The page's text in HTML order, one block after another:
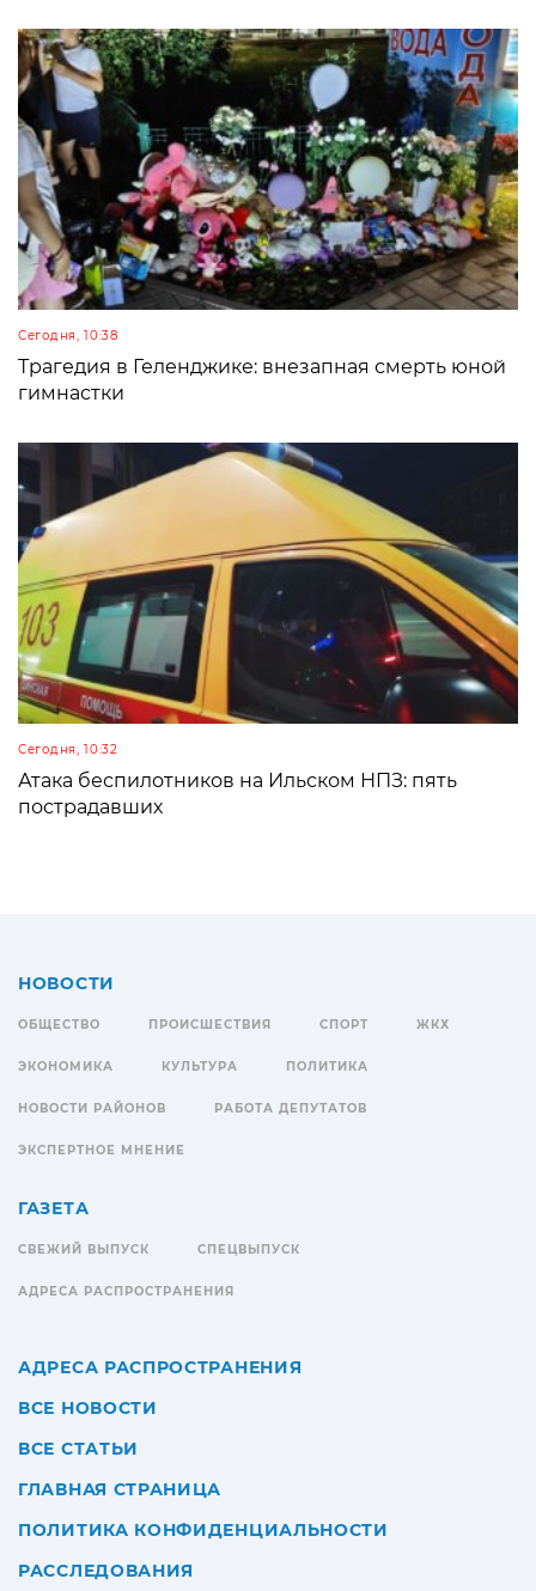
Сегодня, 10:38
Трагедия в Геленджике: внезапная смерть юной
гимнастки
Сегодня, 10:32
Атака беспилотников на Ильском НПЗ: пять
пострадавших
НОВОСТИ
ОБЩЕСТВО ПРОИСШЕСТВИЯ СПОРТ ЖКХ
ЭКОНОМИКА КУЛЬТУРА ПОЛИТИКА
НОВОСТИ РАЙОНОВ РАБОТА ДЕПУТАТОВ
ЭКСПЕРТНОЕ МНЕНИЕ
ГАЗЕТА
СВЕЖИЙ ВЫПУСК СПЕЦВЫПУСК
АДРЕСА РАСПРОСТРАНЕНИЯ
АДРЕСА РАСПРОСТРАНЕНИЯ
ВСЕ НОВОСТИ
ВСЕ СТАТЬИ
ГЛАВНАЯ СТРАНИЦА
ПОЛИТИКА КОНФИДЕНЦИАЛЬНОСТИ
РАССЛЕДОВАНИЯ